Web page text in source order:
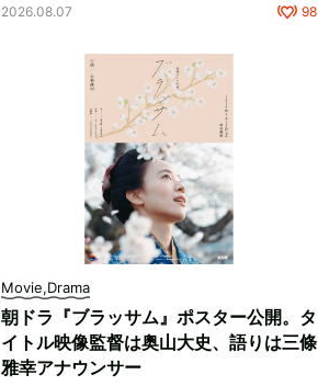
2026.08.07 98
Movie,Drama
朝ドラ『ブラッサム』ポスター公開。タ
イトル映像監督は奥山大史、語りは三條
雅幸アナウンサー